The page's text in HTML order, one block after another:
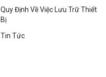
Quy Định Về Việc Lưu Trữ Thiết
Bị
Tin Tức